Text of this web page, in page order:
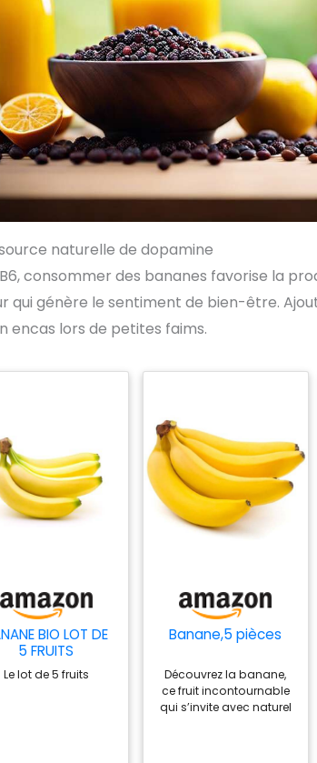
naturelle de dopamine
consommer des bananes favorise la
qui génère le sentiment de bien-être.
encas lors de petites faims.
BIO LOT DE
5 FRUITS
Le lot de 5 fruits
Banane,5 pièces
Découvrez la banane,
ce fruit incontournable
qui s’invite avec naturel